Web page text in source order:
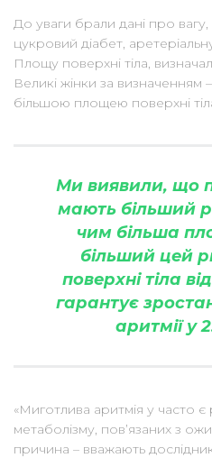
До уваги брали дані про вагу,
цукровий діабет,
Площу поверхні тіла,
Великі жінки за визначенням
більшою площею поверхні
Ми виявили, що
мають більший
чим більша
більший цей
поверхні тіла
гарантує
аритмії у
«Миготлива аритмія у часто є
метаболізму, пов’язаних з
причина – вважають